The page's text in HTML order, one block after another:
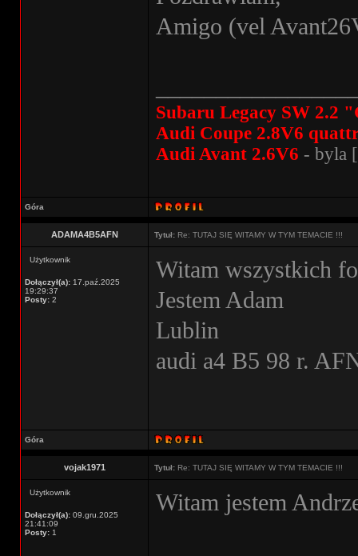
Amigo (vel
Subaru Legacy SW 2.2
Audi Coupe 2.8V6
Audi Avant 2.6V6 - byla
Góra
ADAMA4B5AFN Tytuł: Re: TUTAJ SIĘ WITAMY W TYM TEMACIE !!!
Użytkownik
Dołączył(a): 17.paź.2025
19:29:37
Posty: 2
Witam wszystkich
Jestem Adam
Lublin
audi a4 B5 98 r.
Góra
vojak1971 Tytuł: Re: TUTAJ SIĘ WITAMY W TYM TEMACIE !!!
Użytkownik
Dołączył(a): 09.gru.2025
21:41:09
Posty: 1
Witam jestem